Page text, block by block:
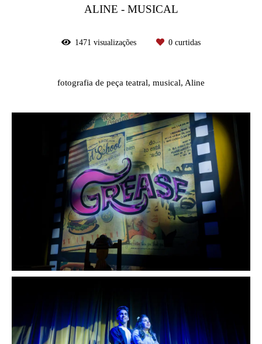
ALINE - MUSICAL
1471 visualizações 0 curtidas
fotografia de peça teatral, musical, Aline